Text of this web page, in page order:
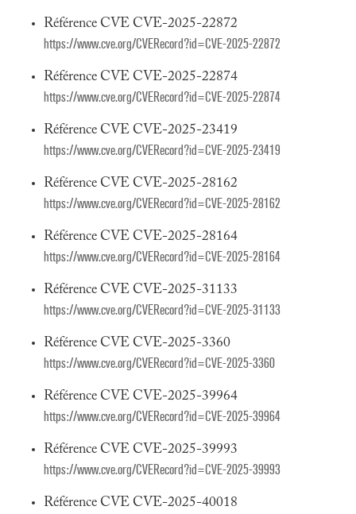
Référence CVE CVE-2025-22872
https://www.cve.org/CVERecord?id=CVE-2025-22872
Référence CVE CVE-2025-22874
https://www.cve.org/CVERecord?id=CVE-2025-22874
Référence CVE CVE-2025-23419
https://www.cve.org/CVERecord?id=CVE-2025-23419
Référence CVE CVE-2025-28162
https://www.cve.org/CVERecord?id=CVE-2025-28162
Référence CVE CVE-2025-28164
https://www.cve.org/CVERecord?id=CVE-2025-28164
Référence CVE CVE-2025-31133
https://www.cve.org/CVERecord?id=CVE-2025-31133
Référence CVE CVE-2025-3360
https://www.cve.org/CVERecord?id=CVE-2025-3360
Référence CVE CVE-2025-39964
https://www.cve.org/CVERecord?id=CVE-2025-39964
Référence CVE CVE-2025-39993
https://www.cve.org/CVERecord?id=CVE-2025-39993
Référence CVE CVE-2025-40018